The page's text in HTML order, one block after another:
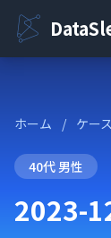
ホーム / ケー
40代 男性
2023-